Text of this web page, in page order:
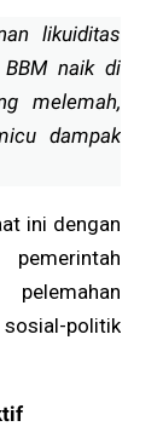
likuiditas
naik di
melemah,
dampak
ini dengan
politik